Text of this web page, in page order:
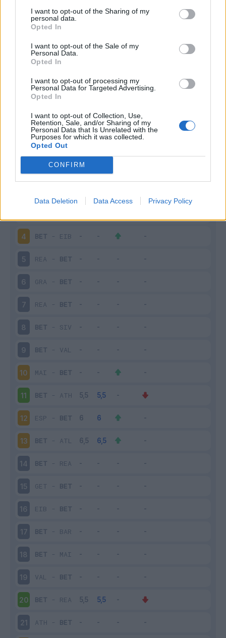
I want to opt-out of the Sharing of my
personal data.
Opted In
I want to opt-out of the Sale of my
Personal Data.
Opted In
I want to opt-out of processing my
Personal Data for Targeted Advertising.
Opted In
I want to opt-out of Collection, Use,
Retention, Sale, and/or Sharing of my
Personal Data that Is Unrelated with the
Purposes for which it was collected.
Opted Out
CONFIRM
Data Deletion Data Access Privacy Policy
Infortunato 0 - 0%
Scarica riepilogo
stagionale
Scarica
Giornata
-GET
4 BET - EIB
5 REA - BET
6 GRA - BET
7 REA - BET
8 BET - SIV
9 BET - VAL
10 MAI - BET
11 BET - ATH
12 ESP - BET
13 BET - ATL
14 BET - REA
15 GET - BET
16 EIB - BET
17 BET - BAR
18 BET - MAI
19 VAL - BET
20 BET - REA
21 ATH - BET